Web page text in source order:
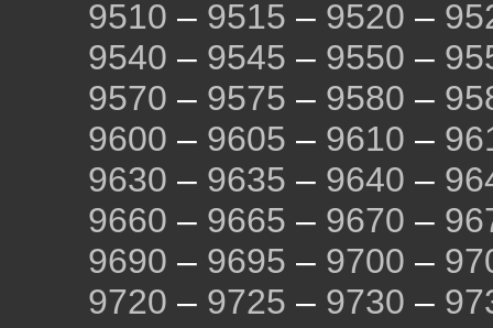
9510 – 9515 – 9520 –
9540 – 9545 – 9550 –
9570 – 9575 – 9580 –
9600 – 9605 – 9610 –
9630 – 9635 – 9640 –
9660 – 9665 – 9670 –
9690 – 9695 – 9700 –
9720 – 9725 – 9730 –